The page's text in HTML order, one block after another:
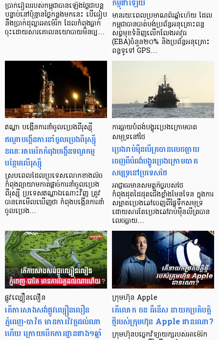
ប្រាក់រៀលរបស់កម្ពុជាបានឡើងថ្លៃជាបន្ត
បន្ទាប់នៅប៉ុន្មានថ្ងៃកន្លងមកនេះ បើធៀប
នឹងប្រាក់ដុល្លារអាម៉េរិក ដែលកំពុងធ្លាក់
ចុះដោយសារគោលនយោបាយមិនច្ប…
មានរយៈពេលប្រមាណពីរឆ្នាំហើយ ដែល
កម្ពុជាបានបាត់បង់ប្រព័ន្ធអនុគ្រោះពន្ធ
សព្វមុខទំនិញលើកលែងអាវុធ
(EBA)ចំនួន២០% និងប្រព័ន្ធអនុគ្រោះ
ពន្ធទូទៅ GPS…
ឥណ្ឌា បង្កើនការនាំចូលប្រេងពីរុស្ស៊ី
ឥណ្ឌាបង្កើនការនាំចូលប្រេងពីរុស្ស៊ី
ខណៈអាមេរិកកំពុងបង្កើនទណ្ឌកម្ម
បន្ថែមលើរុស្ស៊ី
ស្របពេលដែលប្រទេសលោកខាងលិច
កំពុងព្យាយាមកាត់ផ្ដាច់ការនាំចូលប្រេង
ពីរុស្ស៊ី ប្រទេសឥណ្ឌាឯណោះវិញ ត្រូវ
បានគេមើលឃើញថា កំពុងបង្កើនការនាំ
ចូលប្រេង…
ការធ្លាយបំពង់បង្ហូរប្រេងក្រោមបាត
សមុទ្រនៅថៃ
ប្រេងរាប់ម៉ឺនលីត្របានលេចធ្លាយ
ចេញពីបំពង់បង្ហូរប្រេងក្រោមបាត
សមុទ្រនៅប្រទេសថៃ
អាជ្ញាធរមានសមត្ថកិច្ចរបស់ថៃ
កំពុងដុតដៃដុតជើងខ្លាំងមែនទែន ក្នុងការ
សម្អាតប្រេងឆៅចេញពីផ្ទៃទឹកសមុទ្រ
ដោយសារតែប្រេងឆៅរាប់ម៉ឺនលីត្របាន
លេចធ្លាយ…
ផ្លូវល្បឿនលឿន
តើការសាងសង់ផ្លូវល្បឿនលឿន
ភ្នំពេញ-បាវិត មានការវិវត្តដល់ណា
ហើយ ក្រោយបើកការដ្ឋានជាង១ឆ្នាំ
ក្រុមហ៊ុន Apple
តើលោក ចន ធឺនើស នាយកប្រតិបត្តិ
ថ្មីរបស់ក្រុមហ៊ុន Apple ជានរណា?
ក្រុមហ៊ុនបច្ចេកវិទ្យាយក្សរបស់អាម៉េរិក